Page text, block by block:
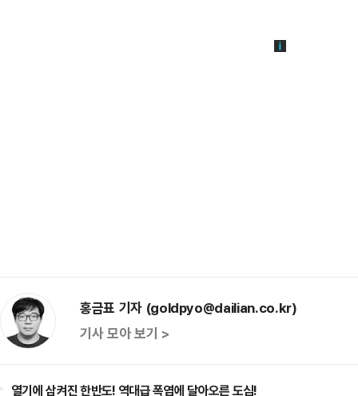
홍금표 기자 (goldpyo@dailian.co.kr)
기사 모아 보기 >
열기에 삼켜진 한반도! 역대급 폭염에 달아오른 도심!